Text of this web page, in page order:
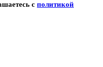
с политикой